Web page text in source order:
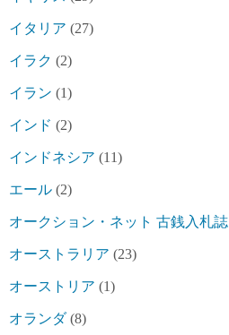
イタリア (27)
イラク (2)
イラン (1)
インド (2)
インドネシア (11)
エール (2)
オークション・ネット 古銭入札誌
オーストラリア (23)
オーストリア (1)
オランダ(8)